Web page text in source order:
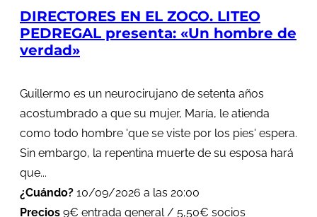
DIRECTORES EN EL ZOCO. LITEO
PEDREGAL presenta: «Un hombre de
verdad»
Guillermo es un neurocirujano de setenta años
acostumbrado a que su mujer, María, le atienda
como todo hombre 'que se viste por los pies' espera.
Sin embargo, la repentina muerte de su esposa hará
que...
¿Cuándo? 10/09/2026 a las 20:00
Precios 9€ entrada general / 5,50€ socios